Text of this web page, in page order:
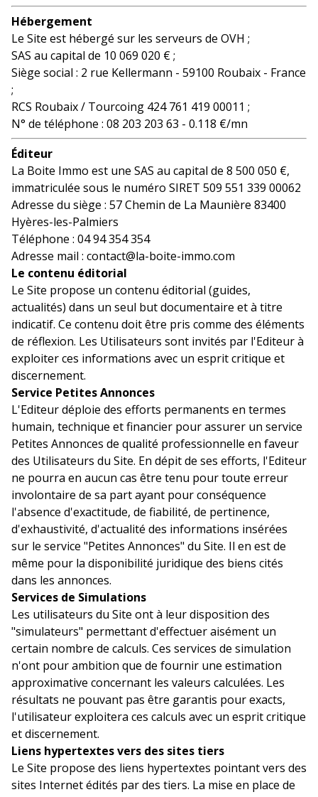
Hébergement
Le Site est hébergé sur les serveurs de OVH ;
SAS au capital de 10 069 020 € ;
Siège social : 2 rue Kellermann - 59100 Roubaix - France
;
RCS Roubaix / Tourcoing 424 761 419 00011 ;
N° de téléphone : 08 203 203 63 - 0.118 €/mn
Éditeur
La Boite Immo est une SAS au capital de 8 500 050 €,
immatriculée sous le numéro SIRET 509 551 339 00062
Adresse du siège : 57 Chemin de La Maunière 83400
Hyères-les-Palmiers
Téléphone : 04 94 354 354
Adresse mail : contact@la-boite-immo.com
Le contenu éditorial
Le Site propose un contenu éditorial (guides,
actualités) dans un seul but documentaire et à titre
indicatif. Ce contenu doit être pris comme des éléments
de réflexion. Les Utilisateurs sont invités par l'Editeur à
exploiter ces informations avec un esprit critique et
discernement.
Service Petites Annonces
L'Editeur déploie des efforts permanents en termes
humain, technique et financier pour assurer un service
Petites Annonces de qualité professionnelle en faveur
des Utilisateurs du Site. En dépit de ses efforts, l'Editeur
ne pourra en aucun cas être tenu pour toute erreur
involontaire de sa part ayant pour conséquence
l'absence d'exactitude, de fiabilité, de pertinence,
d'exhaustivité, d'actualité des informations insérées
sur le service "Petites Annonces" du Site. Il en est de
même pour la disponibilité juridique des biens cités
dans les annonces.
Services de Simulations
Les utilisateurs du Site ont à leur disposition des
"simulateurs" permettant d'effectuer aisément un
certain nombre de calculs. Ces services de simulation
n'ont pour ambition que de fournir une estimation
approximative concernant les valeurs calculées. Les
résultats ne pouvant pas être garantis pour exacts,
l'utilisateur exploitera ces calculs avec un esprit critique
et discernement.
Liens hypertextes vers des sites tiers
Le Site propose des liens hypertextes pointant vers des
sites Internet édités par des tiers. La mise en place de